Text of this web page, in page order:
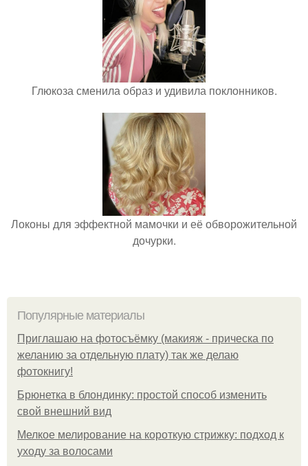
Глюкоза сменила образ и удивила поклонников.
Локоны для эффектной мамочки и её обворожительной
дочурки.
Популярные материалы
Приглашаю на фотосъёмку (макияж - прическа по
желанию за отдельную плату) так же делаю
фотокнигу!
Брюнетка в блондинку: простой способ изменить
свой внешний вид
Мелкое мелирование на короткую стрижку: подход к
уходу за волосами